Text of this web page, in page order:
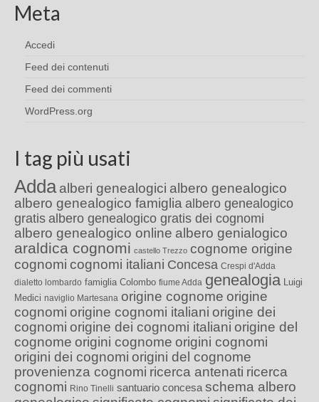
Meta
Accedi
Feed dei contenuti
Feed dei commenti
WordPress.org
I tag più usati
Adda alberi genealogici albero genealogico
albero genealogico famiglia albero genealogico
gratis albero genealogico gratis dei cognomi
albero genealogico online albero genialogico
araldica cognomi castello Trezzo cognome origine
cognomi cognomi italiani Concesa Crespi d'Adda
dialetto lombardo famiglia Colombo fiume Adda genealogia Luigi
Medici naviglio Martesana origine cognome origine
cognomi origine cognomi italiani origine dei
cognomi origine dei cognomi italiani origine del
cognome origini cognome origini cognomi
origini dei cognomi origini del cognome
provenienza cognomi ricerca antenati ricerca
cognomi Rino Tinelli santuario concesa schema albero